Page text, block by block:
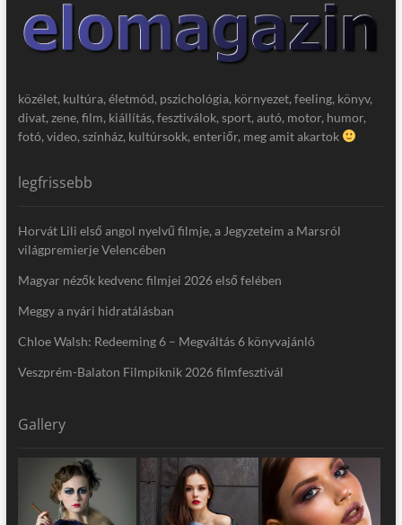
közélet, kultúra, életmód, pszichológia, környezet, feeling, könyv,
divat, zene, film, kiállítás, fesztiválok, sport, autó, motor, humor,
fotó, video, színház, kultúrsokk, enteriőr, meg amit akartok
legfrissebb
Horvát Lili első angol nyelvű filmje, a Jegyzeteim a Marsról
világpremierje Velencében
Magyar nézők kedvenc filmjei 2026 első felében
Meggy a nyári hidratálásban
Chloe Walsh: Redeeming 6 – Megváltás 6 könyvajánló
Veszprém-Balaton Filmpiknik 2026 filmfesztivál
Gallery